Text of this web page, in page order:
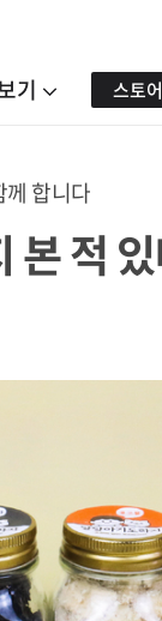
기 스토어
께 합니다
본 적